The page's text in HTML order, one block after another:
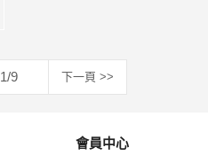
1/9 下一頁 >>
會員中心